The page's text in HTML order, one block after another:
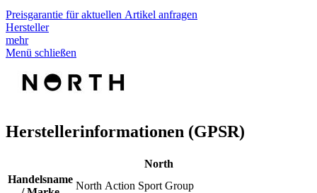
Preisgarantie für aktuellen Artikel anfragen
Hersteller
mehr
Menü schließen
Herstellerinformationen (GPSR)
North
Handelsname
North Action Sport Group